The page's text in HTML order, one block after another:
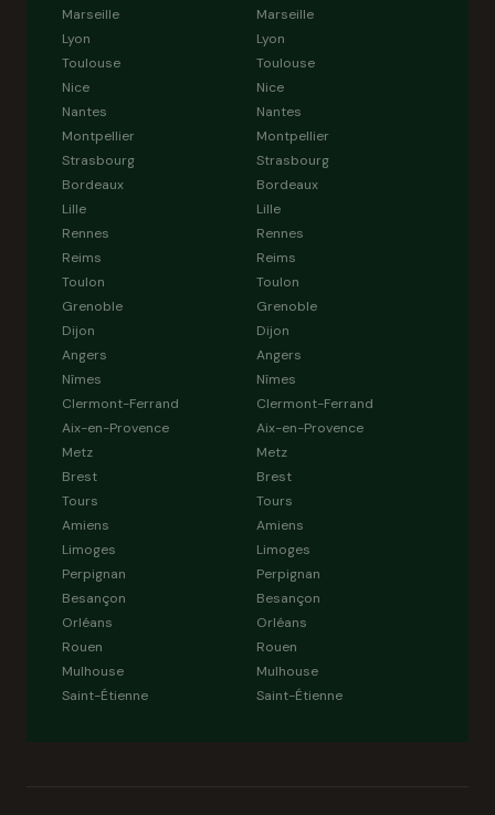
Marseille
Lyon
Toulouse
Nice
Nantes
Montpellier
Strasbourg
Bordeaux
Lille
Rennes
Reims
Toulon
Grenoble
Dijon
Angers
Nîmes
Clermont-Ferrand
Aix-en-Provence
Metz
Brest
Tours
Amiens
Limoges
Perpignan
Besançon
Orléans
Rouen
Mulhouse
Saint-Étienne
Marseille
Lyon
Toulouse
Nice
Nantes
Montpellier
Strasbourg
Bordeaux
Lille
Rennes
Reims
Toulon
Grenoble
Dijon
Angers
Nîmes
Clermont-Ferrand
Aix-en-Provence
Metz
Brest
Tours
Amiens
Limoges
Perpignan
Besançon
Orléans
Rouen
Mulhouse
Saint-Étienne